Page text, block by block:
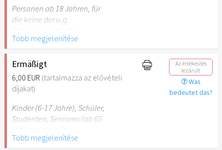
Personen ab 18 Jahren, für
die keine der u.g.
Több megjelenítése
Ermäßigt
6,00 EUR (tartalmazza az elővételi
díjakat)
Az értékesítés
lezárult
Was
bedeutet das?
Kinder (6-17 Jahre), Schüler,
Studenten, Senioren (ab 65
Behinderung (ab 50%),
Több megjelenítése